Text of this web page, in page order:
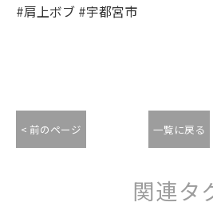
#肩上ボブ #宇都宮市
< 前のページ 一覧に戻る
関連タ